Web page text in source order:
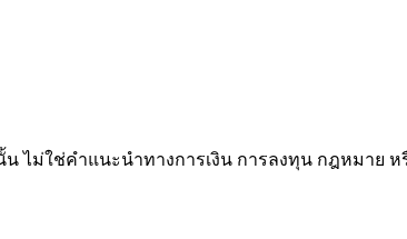
ไม่ใช่คำแนะนำทางการเงิน การลงทุน กฎหมาย